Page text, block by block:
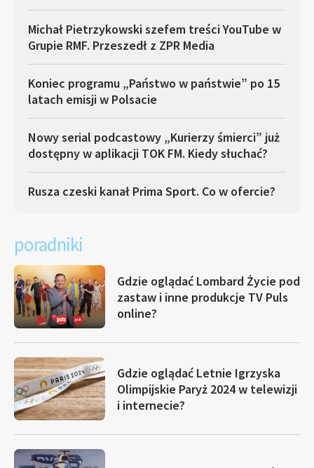
Michał Pietrzykowski szefem treści YouTube w
Grupie RMF. Przeszedł z ZPR Media
Koniec programu „Państwo w państwie” po 15
latach emisji w Polsacie
Nowy serial podcastowy „Kurierzy śmierci” już
dostępny w aplikacji TOK FM. Kiedy słuchać?
Rusza czeski kanał Prima Sport. Co w ofercie?
poradniki
Gdzie oglądać Lombard Życie pod
zastaw i inne produkcje TV Puls
online?
Gdzie oglądać Letnie Igrzyska
Olimpijskie Paryż 2024 w telewizji
i internecie?